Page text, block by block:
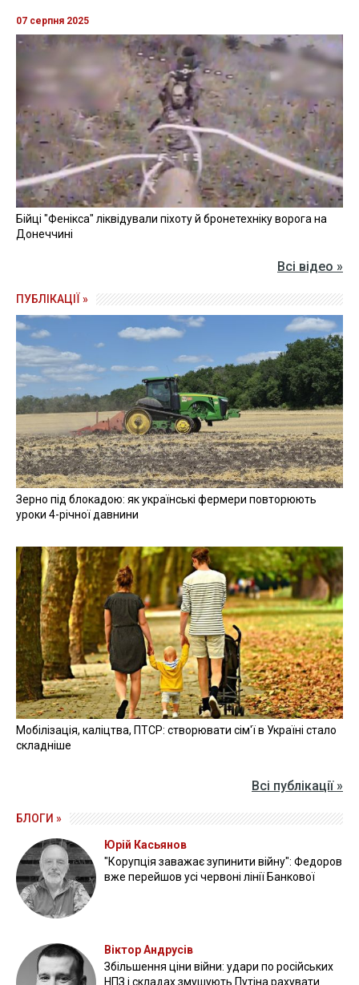
07 серпня 2025
Бійці "Фенікса" ліквідували піхоту й бронетехніку ворога на
Донеччині
Всі відео »
ПУБЛІКАЦІЇ »
Зерно під блокадою: як українські фермери повторюють
уроки 4-річної давнини
Мобілізація, каліцтва, ПТСР: створювати сім'ї в Україні стало
складніше
Всі публікації »
БЛОГИ »
Юрій Касьянов
"Корупція заважає зупинити війну": Федоров
вже перейшов усі червоні лінії Банкової
Віктор Андрусів
Збільшення ціни війни: удари по російських
НПЗ і складах змушують Путіна рахувати